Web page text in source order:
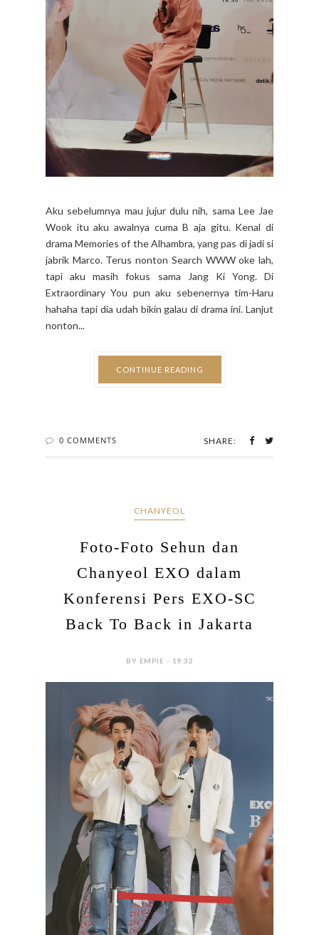
Aku sebelumnya mau jujur dulu nih, sama Lee Jae
Wook itu aku awalnya cuma B aja gitu. Kenal di
drama Memories of the Alhambra, yang pas di jadi si
jabrik Marco. Terus nonton Search WWW oke lah,
tapi aku masih fokus sama Jang Ki Yong. Di
Extraordinary You pun aku sebenernya tim-Haru
hahaha tapi dia udah bikin galau di drama ini. Lanjut
nonton...
CONTINUE READING
0 COMMENTS SHARE:
CHANYEOL
Foto-Foto Sehun dan
Chanyeol EXO dalam
Konferensi Pers EXO-SC
Back To Back in Jakarta
BY EMPIE - 19:32